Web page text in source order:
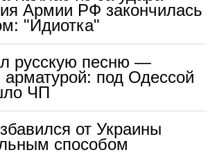
Армии РФ закончилась
"Идиотка"
русскую песню —
арматурой: под Одессой
ЧП
от Украины
способом